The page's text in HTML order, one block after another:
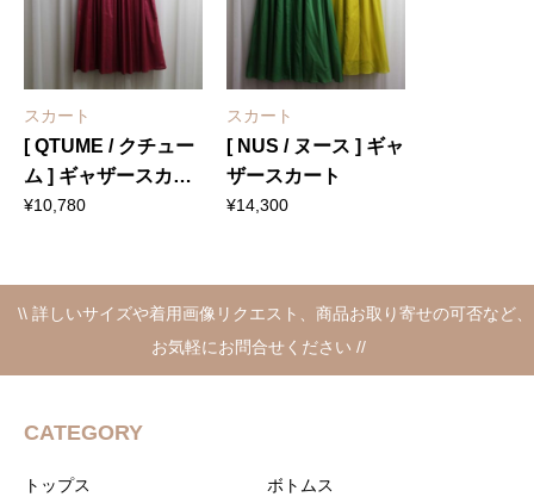
スカート
[ QTUME / クチュー
ム ] ギャザースカー
ト
¥10,780
スカート
[ NUS / ヌース ] ギャ
ザースカート
¥14,300
\\ 詳しいサイズや着用画像リクエスト、商品お取り寄せの可否など、
お気軽にお問合せください //
CATEGORY
トップス ボトムス